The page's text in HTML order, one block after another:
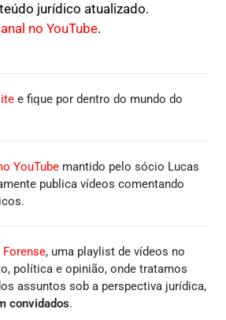
jurídico atualizado.
no YouTube.
e fique por dentro do mundo do
YouTube mantido pelo sócio Lucas
publica vídeos comentando
Forense, uma playlist de vídeos no
política e opinião, onde tratamos
assuntos sob a perspectiva jurídica,
convidados.